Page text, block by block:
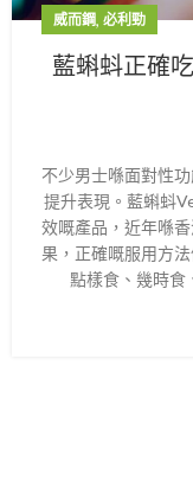
威而鋼, 必利勁
藍蝌蚪正確
不少男士喺面對性
提升表現。藍蝌蚪
效嘅產品，近年喺
果，正確嘅服用方
點樣食、幾時食